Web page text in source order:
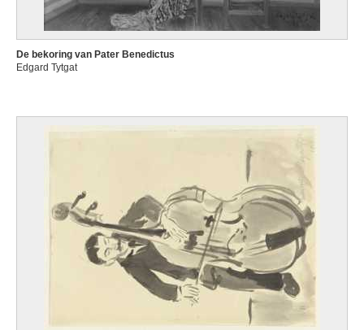
De bekoring van Pater Benedictus
Edgard Tytgat